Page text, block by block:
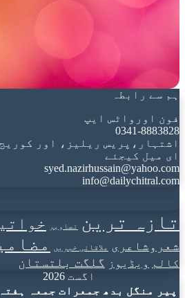
ہم سے رابطہ
فون اورواٹس ایپ
0341-8883828
اشتہار،پریس ریلیز، اور
ای میل کیجئے
syed.nazirhussain@yahoo.com
info@dailychitral.com
تازہ ترین تصاویر
شعروشاعری علاقائی خبریں
کالم ویڈیوز گلگت بلتستان
اگست 2026
پیر
منگل بدھ جمعرات جمعہ ہفتہ